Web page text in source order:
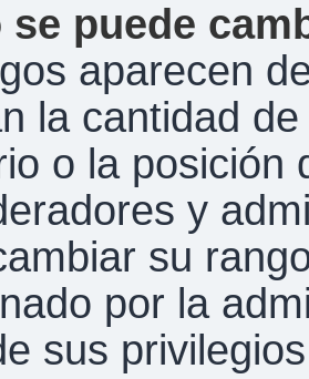
se puede
aparecen
la cantidad
o la posición
y
su
por la
sus